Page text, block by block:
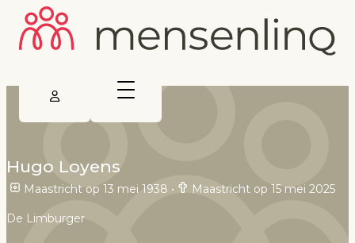
Hugo Loyens
Maastricht op 13 mei 1938 • Maastricht op 15 mei 2025
De Limburger